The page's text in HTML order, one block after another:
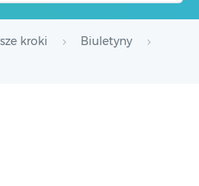
kroki
Biuletyny